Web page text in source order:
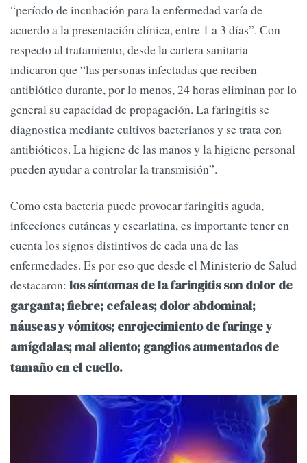
“período de incubación para la enfermedad varía de
acuerdo a la presentación clínica, entre 1 a 3 días”. Con
respecto al tratamiento, desde la cartera sanitaria
indicaron que “las personas infectadas que reciben
antibiótico durante, por lo menos, 24 horas eliminan por lo
general su capacidad de propagación. La faringitis se
diagnostica mediante cultivos bacterianos y se trata con
antibióticos. La higiene de las manos y la higiene personal
pueden ayudar a controlar la transmisión”.
Como esta bacteria puede provocar faringitis aguda,
infecciones cutáneas y escarlatina, es importante tener en
cuenta los signos distintivos de cada una de las
enfermedades. Es por eso que desde el Ministerio de Salud
destacaron: los síntomas de la faringitis son dolor de
garganta; fiebre; cefaleas; dolor abdominal;
náuseas y vómitos; enrojecimiento de faringe y
amígdalas; mal aliento; ganglios aumentados de
tamaño en el cuello.